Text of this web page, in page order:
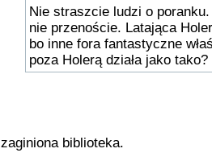
Nie straszcie ludzi o
nie przenoście. Latająca
bo inne fora fantastyczne
poza Holerą działa jako
zaginiona biblioteka.